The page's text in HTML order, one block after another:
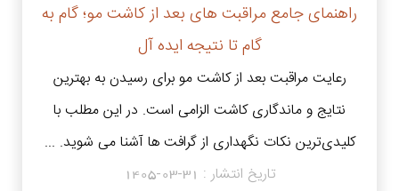
راهنمای جامع مراقبت های بعد از کاشت مو؛ گام به
گام تا نتیجه ایده آل
رعایت مراقبت بعد از کاشت مو برای رسیدن به بهترین
نتایج و ماندگاری کاشت الزامی است. در این مطلب با
کلیدی‌ترین نکات نگهداری از گرافت‌ ها آشنا می شوید. ...
تاریخ انتشار : 1405-03-31